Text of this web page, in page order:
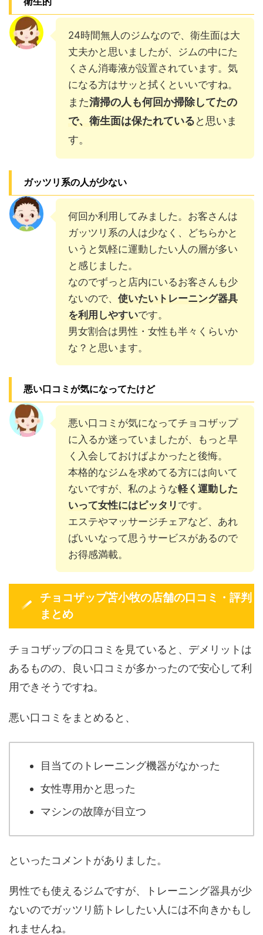
24時間無人のジムなので、衛生面は大
丈夫かと思いましたが、ジムの中にた
くさん消毒液が設置されています。気
になる方はサッと拭くといいですね。
また清掃の人も何回か掃除してたの
で、衛生面は保たれていると思いま
す。
ガッツリ系の人が少ない
何回か利用してみました。お客さんは
ガッツリ系の人は少なく、どちらかと
いうと気軽に運動したい人の層が多い
と感じました。
なのでずっと店内にいるお客さんも少
ないので、 使いたいトレーニング器具
を利用しやすいです。
男女割合は男性・女性も半々くらいか
な？と思います。
悪い口コミが気になってたけど
悪い口コミが気になってチョコザップ
に入るか迷っていましたが、もっと早
く入会しておけばよかったと後悔。
本格的なジムを求めてる方には向いて
ないですが、私のような軽く運動した
いって女性にはピッタリ です。
エステやマッサージチェアなど、あれ
ばいいなって思うサービスがあるので
お得感満載。
チョコザップ苫小牧の店舗の口コミ・評判
まとめ
チョコザップの口コミを見ていると、デメリットは
あるものの、良い口コミが多かったので安心して利
用できそうですね。
悪い口コミをまとめると、
目当てのトレーニング機器がなかった
女性専用かと思った
マシンの故障が目立つ
といったコメントがありました。
男性でも使えるジムですが、トレーニング器具が少
ないのでガッツリ筋トレしたい人には不向きかもし
れませんね。